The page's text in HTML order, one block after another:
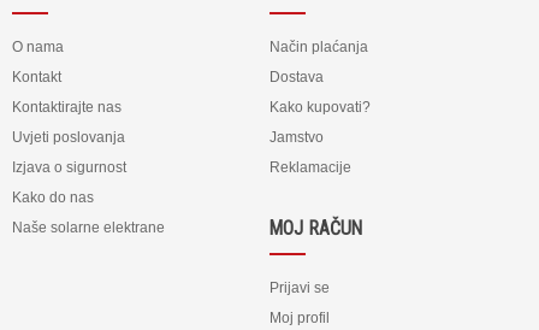
O nama
Kontakt
Kontaktirajte nas
Uvjeti poslovanja
Izjava o sigurnost
Kako do nas
Naše solarne elektrane
Način plaćanja
Dostava
Kako kupovati?
Jamstvo
Reklamacije
MOJ RAČUN
Prijavi se
Moj profil